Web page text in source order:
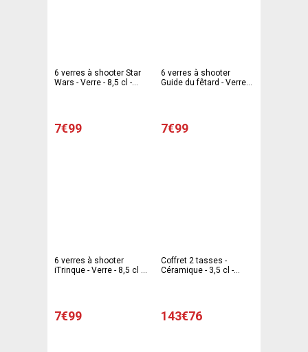
6 verres à shooter Star
Wars - Verre - 8,5 cl -
7€99
6 verres à shooter
Guide du fêtard - Verre -
7€99
6 verres à shooter
iTrinque - Verre - 8,5 cl -
7€99
Coffret 2 tasses -
Céramique - 3,5 cl -
143€76